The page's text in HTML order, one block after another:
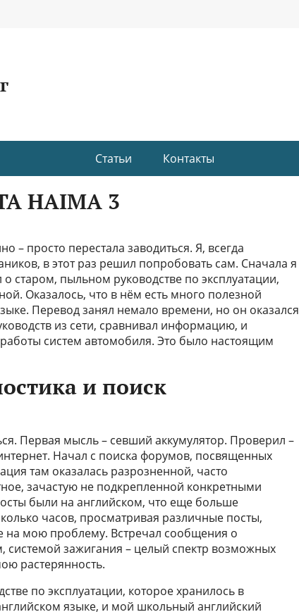
Статьи Контакты
HAIMA 3
– просто перестала заводиться. Я, всегда
в этот раз решил попробовать сам. Сначала я
старом, пыльном руководстве по эксплуатации,
Оказалось, что в нём есть много полезной
Перевод занял немало времени, но он оказался
из сети, сравнивал информацию, и
систем автомобиля. Это было настоящим
и поиск
Первая мысль – севший аккумулятор. Проверил –
Начал с поиска форумов, посвященных
там оказалась разрозненной, часто
зачастую не подкрепленной конкретными
были на английском, что еще больше
часов, просматривая различные посты,
на мою проблему. Встречал сообщения о
системой зажигания – целый спектр возможных
растерянность.
по эксплуатации, которое хранилось в
языке, и мой школьный английский